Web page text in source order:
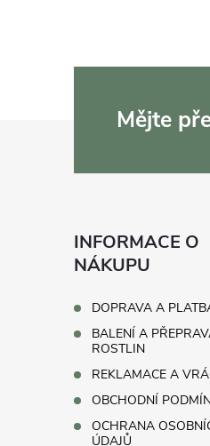
Mějte
INFORMACE O
NÁKUPU
DOPRAVA A
BALENÍ A
ROSTLIN
REKLAMACE A
OBCHODNÍ
OCHRANA
ÚDAJŮ